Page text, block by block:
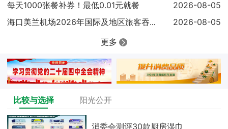
每天1000张餐补券！最低0.01元就餐
2026-08-05
海口美兰机场2026年国际及地区旅客吞吐量已超过100万人次
2026-08-05
更多
比较与选择 阳光公开
消委会测评30款厨房湿巾